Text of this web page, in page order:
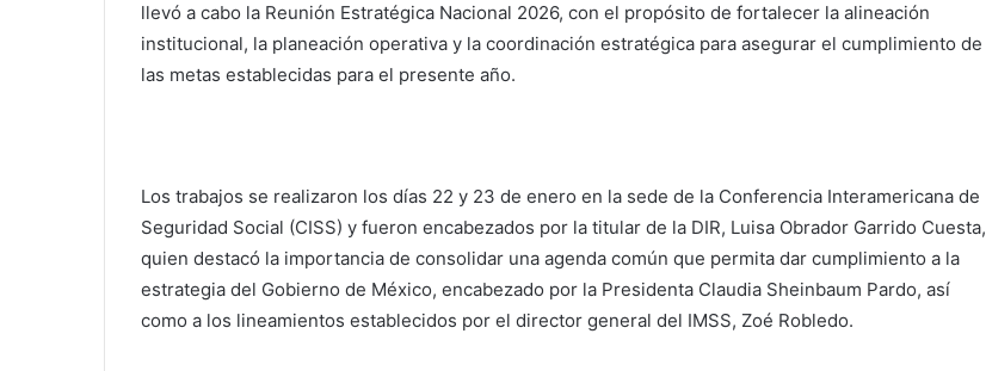
llevó a cabo la Reunión Estratégica Nacional 2026, con el propósito de fortalecer la alineación
institucional, la planeación operativa y la coordinación estratégica para asegurar el cumplimiento de
las metas establecidas para el presente año.
Los trabajos se realizaron los días 22 y 23 de enero en la sede de la Conferencia Interamericana de
Seguridad Social (CISS) y fueron encabezados por la titular de la DIR, Luisa Obrador Garrido Cuesta,
quien destacó la importancia de consolidar una agenda común que permita dar cumplimiento a la
estrategia del Gobierno de México, encabezado por la Presidenta Claudia Sheinbaum Pardo, así
como a los lineamientos establecidos por el director general del IMSS, Zoé Robledo.